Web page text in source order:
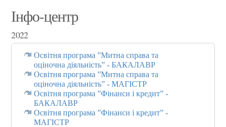
Інфо-центр
2022
Освітня програма ”Митна справа та
оціночна діяльність” - БАКАЛАВР
Освітня програма ”Митна справа та
оціночна діяльність” - МАГІСТР
Освітня програма ”Фінанси і кредит” -
БАКАЛАВР
Освітня програма ”Фінанси і кредит” -
МАГІСТР